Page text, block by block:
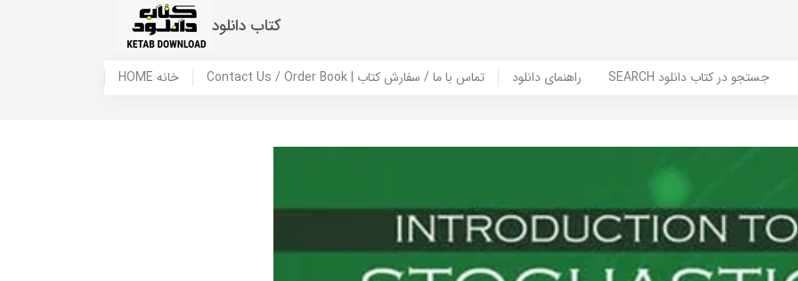
کتاب دانلود
HOME خانه Contact Us / Order Book | تماس با ما / سفارش کتاب راهنمای دانلود SEARCH جستجو در کتاب دانلود